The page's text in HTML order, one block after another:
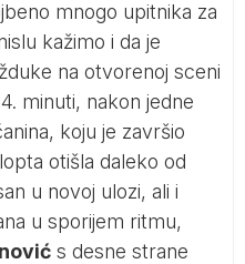
mnogo upitnika za
kažimo i da je
na otvorenoj sceni
minuti, nakon jedne
koju je završio
otišla daleko od
u novoj ulozi, ali i
u sporijem ritmu,
s desne strane